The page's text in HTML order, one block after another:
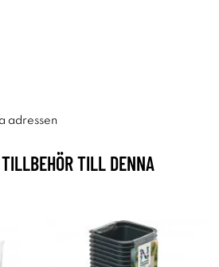
adressen
TILL DENNA